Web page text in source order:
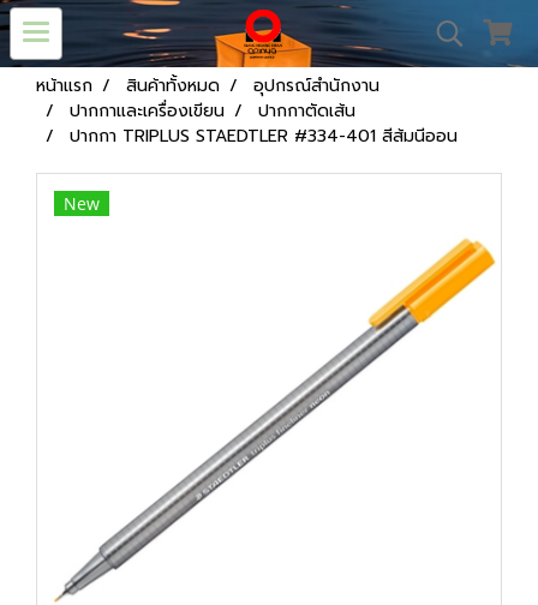
หน้าแรก สินค้าทั้งหมด
อุปกรณ์สำนักงาน
ปากกาและเครื่องเขียน
ปากกาตัดเส้น
ปากกา TRIPLUS STAEDTLER #334-401 สีส้มนีออน
New